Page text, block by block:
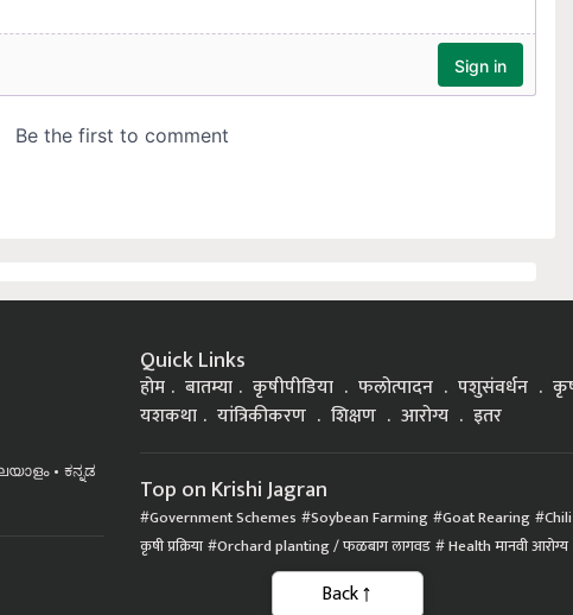
ಕನ್ನಡ
Quick Links
होम बातम्या कृषीपीडिया फलोत्पादन पशुसंवर्धन
यशकथा
यांत्रिकीकरण शिक्षण आरोग्य इतर
Top on Krishi Jagran
Government Schemes Soybean Farming Goat Rearing
कृषी प्रक्रिया Orchard planting / फळबाग लागवड Health मानवी आरोग्य
Back